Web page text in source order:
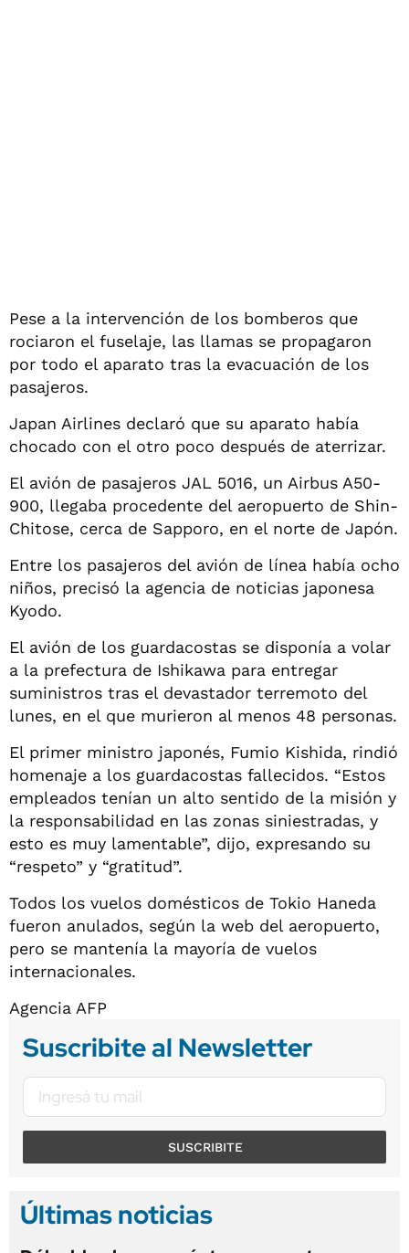
Pese a la intervención de los bomberos que
rociaron el fuselaje, las llamas se propagaron
por todo el aparato tras la evacuación de los
pasajeros.
Japan Airlines declaró que su aparato había
chocado con el otro poco después de aterrizar.
El avión de pasajeros JAL 5016, un Airbus A50-
900, llegaba procedente del aeropuerto de Shin-
Chitose, cerca de Sapporo, en el norte de Japón.
Entre los pasajeros del avión de línea había ocho
niños, precisó la agencia de noticias japonesa
Kyodo.
El avión de los guardacostas se disponía a volar
a la prefectura de Ishikawa para entregar
suministros tras el devastador terremoto del
lunes, en el que murieron al menos 48 personas.
El primer ministro japonés, Fumio Kishida, rindió
homenaje a los guardacostas fallecidos. “Estos
empleados tenían un alto sentido de la misión y
la responsabilidad en las zonas siniestradas, y
esto es muy lamentable”, dijo, expresando su
“respeto” y “gratitud”.
Todos los vuelos domésticos de Tokio Haneda
fueron anulados, según la web del aeropuerto,
pero se mantenía la mayoría de vuelos
internacionales.
Agencia AFP
Suscribite al Newsletter
SUSCRIBITE
Últimas noticias